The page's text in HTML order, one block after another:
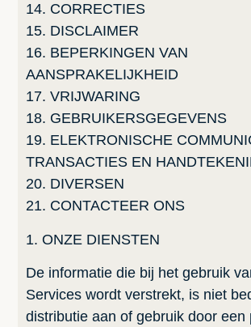
14. CORRECTIES
15. DISCLAIMER
16. BEPERKINGEN VAN
AANSPRAKELIJKHEID
17. VRIJWARING
18. GEBRUIKERSGEGEVENS
19. ELEKTRONISCHE
TRANSACTIES EN
20. DIVERSEN
21. CONTACTEER ONS
1. ONZE DIENSTEN
De informatie die bij het gebruik
Services wordt verstrekt, is niet
distributie aan of gebruik door een